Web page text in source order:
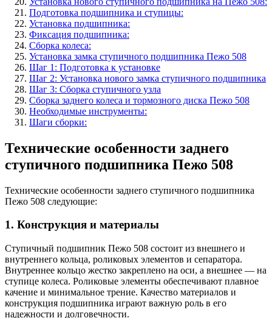
Подготовка подшипника и ступицы:
Установка подшипника:
Фиксация подшипника:
Сборка колеса:
Установка замка ступичного подшипника Пежо 508
Шаг 1: Подготовка к установке
Шаг 2: Установка нового замка ступичного подшипника
Шаг 3: Сборка ступичного узла
Сборка заднего колеса и тормозного диска Пежо 508
Необходимые инструменты:
Шаги сборки:
Технические особенности заднего
ступичного подшипника Пежо 508
Технические особенности заднего ступичного подшипника
Пежо 508 следующие:
1. Конструкция и материалы
Ступичный подшипник Пежо 508 состоит из внешнего и
внутреннего кольца, роликовых элементов и сепаратора.
Внутреннее кольцо жестко закреплено на оси, а внешнее — на
ступице колеса. Роликовые элементы обеспечивают плавное
качение и минимальное трение. Качество материалов и
конструкция подшипника играют важную роль в его
надежности и долговечности.